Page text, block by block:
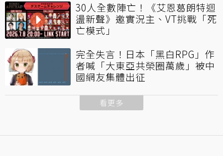
30人全數陣亡！《艾恩葛朗特迴
盪新聲》邀實況主、VT挑戰「死
亡模式」
完全失言！日本「黑白RPG」作
者喊「大東亞共榮圈萬歲」被中
國網友集體出征
看更多